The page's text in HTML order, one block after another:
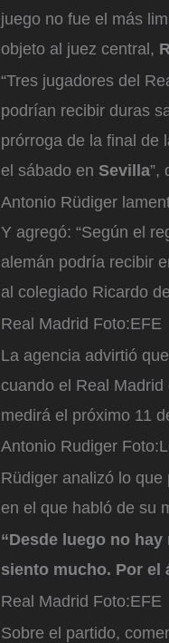
juego no fue el más
objeto al juez central,
“Tres jugadores del
podrían recibir duras
prórroga de la final de
el sábado en Sevilla”,
Antonio Rüdiger
Y agregó: “Según el
alemán podría recibir
al colegiado Ricardo
Real Madrid Foto:EFE
La agencia advirtió
cuando el Real
medirá el próximo 11
Antonio Rudiger Foto:
Rüdiger analizó lo
en el que habló de su
“Desde luego no
siento mucho. Por el
Real Madrid Foto:EFE
Sobre el partido,